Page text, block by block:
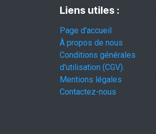
Liens utiles :
Page d'accueil
À propos de nous
Conditions générales
d'utilisation (CGV).
Mentions légales
Contactez-nous